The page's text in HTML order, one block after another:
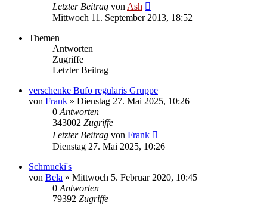
Letzter Beitrag von Ash
Mittwoch 11. September 2013, 18:52
Themen
Antworten
Zugriffe
Letzter Beitrag
verschenke Bufo regularis Gruppe
von Frank » Dienstag 27. Mai 2025, 10:26
0 Antworten
343002 Zugriffe
Letzter Beitrag von Frank
Dienstag 27. Mai 2025, 10:26
Schmucki's
von Bela » Mittwoch 5. Februar 2020, 10:45
0 Antworten
79392 Zugriffe